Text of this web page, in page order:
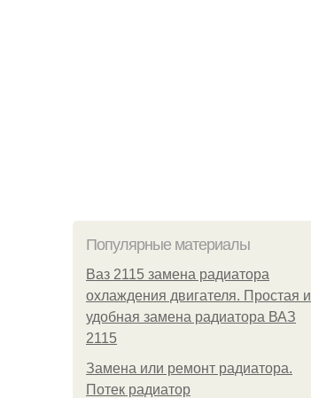
Популярные материалы
Ваз 2115 замена радиатора
охлаждения двигателя. Простая и
удобная замена радиатора ВАЗ
2115
Замена или ремонт радиатора.
Потек радиатор